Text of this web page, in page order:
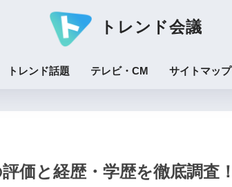
トレンド会議
トレンド話題 テレビ・CM サイトマップ
価と経歴・学歴を徹底調査！